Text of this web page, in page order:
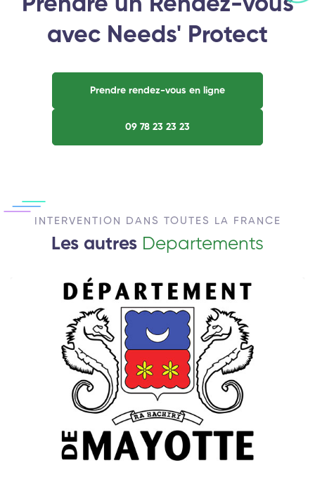
avec Needs' Protect
Prendre rendez-vous en ligne
09 78 23 23 23
INTERVENTION DANS TOUTES LA FRANCE
Les autres Departements